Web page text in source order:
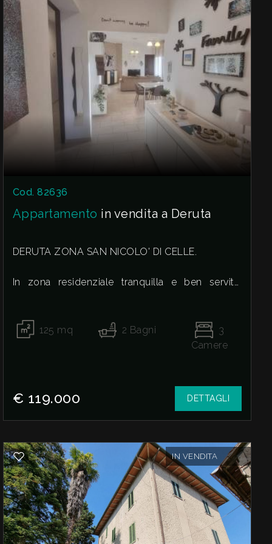
* Immobile già locato con rendita immediata.
* Attività consolidata e ben avviata.
* Nessun periodo di sfitto.
* Ideale per investitori alla ricerca di un
rendimento stabile.
* Ottima soluzione per diversificare il proprio
patrimonio immobiliare.
Per maggiori informazioni sulla redditività, sul
contratto di locazione e per fissare un
Cod. 82636
Appartamento in vendita a Deruta
DERUTA ZONA SAN NICOLO' DI CELLE.
In zona residenziale tranquilla e ben servita,
L'immobile dispone di un ampio ed accogliente
soggiorno dal quale si accede ad un comodo
camere matrimoniali delle quali una con bagno,
una cameretta/studio, e un ampio bagno
finestrato.
la recente ristrutturazione di accurate rifiniture.
Completano la proprietà al terzo ed ultimo piano
ampia soffitta in parte ultimata e rifinita, con
comodità di cucina, camino, ampio salotto ideale
per condividere momenti in compagnia in pieno
relax; al piano terra piccola corte recintata, e
grande garage di ca,.100 mq.
125 mq 2 Bagni
3
Camere
€ 119.000 DETTAGLI
IN VENDITA